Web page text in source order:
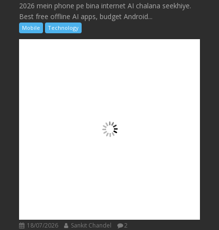
2026 mein phone pe bina internet AI chalana seekhiye.
Best free offline AI apps, budget Android...
Mobile Technology
18/07/2026 Sankit Chandel 2